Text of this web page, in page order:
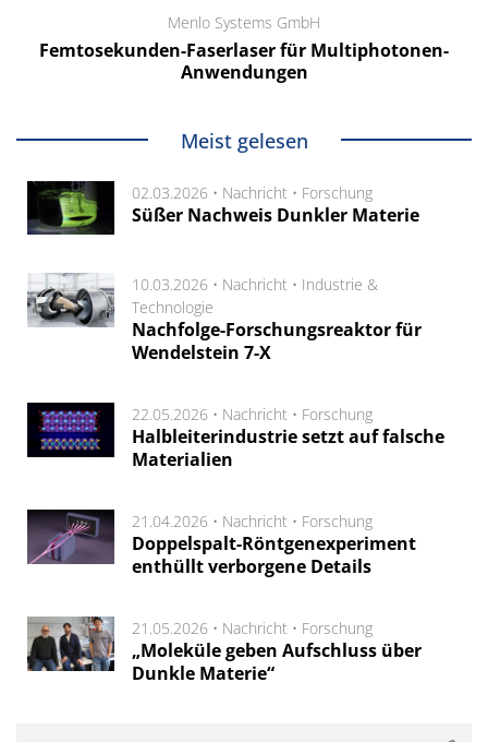
Menlo Systems GmbH
Femtosekunden-Faserlaser für Multiphotonen-
Anwendungen
Meist gelesen
02.03.2026 • Nachricht • Forschung
Süßer Nachweis Dunkler Materie
10.03.2026 • Nachricht • Industrie &
Technologie
Nachfolge-Forschungsreaktor für
Wendelstein 7-X
22.05.2026 • Nachricht • Forschung
Halbleiterindustrie setzt auf falsche
Materialien
21.04.2026 • Nachricht • Forschung
Doppelspalt-Röntgenexperiment
enthüllt verborgene Details
21.05.2026 • Nachricht • Forschung
„Moleküle geben Aufschluss über
Dunkle Materie“